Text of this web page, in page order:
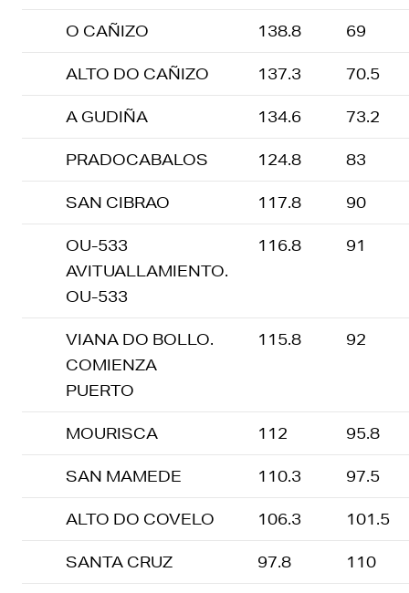
O CAÑIZO 138.8 69
ALTO DO CAÑIZO 137.3 70.5
A GUDIÑA 134.6 73.2
PRADOCABALOS 124.8 83
SAN CIBRAO 117.8 90
OU-533
AVITUALLAMIENTO.
OU-533
116.8 91
VIANA DO BOLLO.
COMIENZA
PUERTO
115.8 92
MOURISCA 112 95.8
SAN MAMEDE 110.3 97.5
ALTO DO COVELO 106.3 101.5
SANTA CRUZ 97.8 110